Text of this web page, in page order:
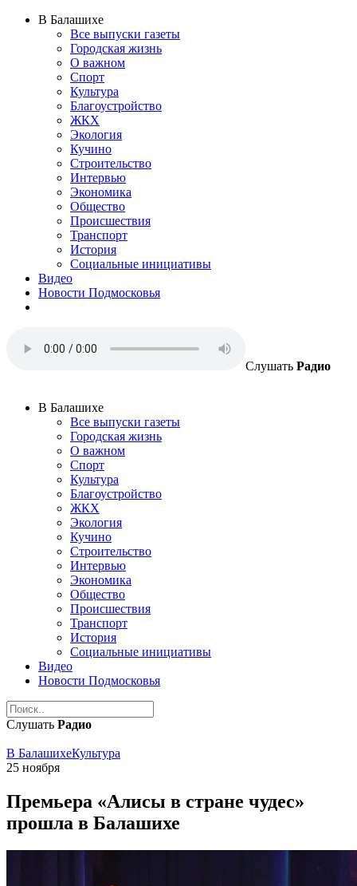
В Балашихе
Все выпуски газеты
Городская жизнь
О важном
Спорт
Культура
Благоустройство
ЖКХ
Экология
Кучино
Строительство
Интервью
Экономика
Общество
Происшествия
Транспорт
История
Социальные инициативы
Видео
Новости Подмосковья
Слушать Радио
В Балашихе
Все выпуски газеты
Городская жизнь
О важном
Спорт
Культура
Благоустройство
ЖКХ
Экология
Кучино
Строительство
Интервью
Экономика
Общество
Происшествия
Транспорт
История
Социальные инициативы
Видео
Новости Подмосковья
Слушать Радио
В БалашихеКультура
25 ноября
Премьера «Алисы в стране чудес»
прошла в Балашихе